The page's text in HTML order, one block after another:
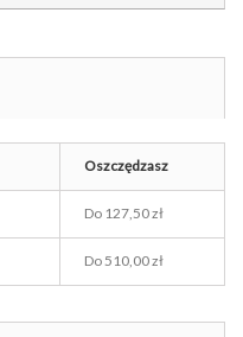
Oszczędzasz
Do 127,50 zł
Do510,00 zł